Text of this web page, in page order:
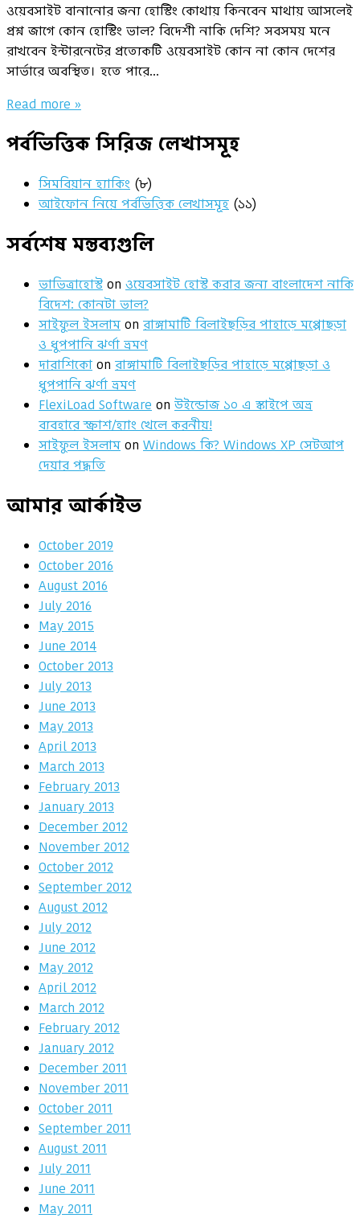
ওয়েবসাইট বানানোর জন্য হোস্টিং কোথায় কিনবেন মাথায় আসলেই
প্রশ্ন জাগে কোন হোস্টিং ভাল? বিদেশী নাকি দেশি? সবসময় মনে
রাখবেন ইন্টারনেটের প্রত্যেকটি ওয়েবসাইট কোন না কোন দেশের
সার্ভারে অবস্থিত। হতে পারে…
Read more »
পর্বভিত্তিক সিরিজ লেখাসমূহ
সিমবিয়ান হ্যাকিং (৮)
আইফোন নিয়ে পর্বভিত্তিক লেখাসমূহ (১১)
সর্বশেষ মন্তব্যগুলি
ভাভিত্রাহোস্ট on ওয়েবসাইট হোস্ট করার জন্য বাংলাদেশ নাকি
বিদেশ: কোনটা ভাল?
সাইফুল ইসলাম on রাঙ্গামাটি বিলাইছড়ির পাহাড়ে মপ্পোছড়া
ও ধুপপানি ঝর্ণা ভ্রমণ
দারাশিকো on রাঙ্গামাটি বিলাইছড়ির পাহাড়ে মপ্পোছড়া ও
ধুপপানি ঝর্ণা ভ্রমণ
FlexiLoad Software on উইন্ডোজ ১০ এ স্কাইপে অভ্র
ব্যবহারে স্ক্রাশ/হ্যাং খেলে করনীয়!
সাইফুল ইসলাম on Windows কি? Windows XP সেটআপ
দেয়ার পদ্ধতি
আমার আর্কাইভ
October 2019
October 2016
August 2016
July 2016
May 2015
June 2014
October 2013
July 2013
June 2013
May 2013
April 2013
March 2013
February 2013
January 2013
December 2012
November 2012
October 2012
September 2012
August 2012
July 2012
June 2012
May 2012
April 2012
March 2012
February 2012
January 2012
December 2011
November 2011
October 2011
September 2011
August 2011
July 2011
June 2011
May 2011